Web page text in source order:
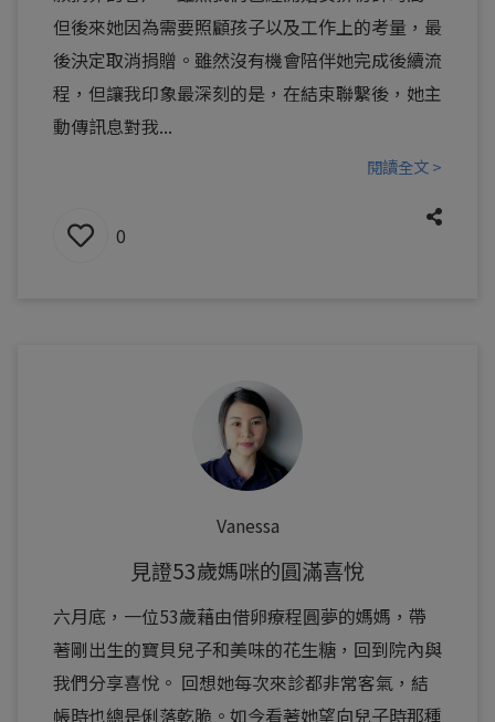
但後來她因為需要照顧孩子以及工作上的考量，最
後決定取消捐贈。雖然沒有機會陪伴她完成後續流
程，但讓我印象最深刻的是，在結束聯繫後，她主
動傳訊息對我...
閱讀全文 >
0
Vanessa
見證53歲媽咪的圓滿喜悅
六月底，一位53歲藉由借卵療程圓夢的媽媽，帶
著剛出生的寶貝兒子和美味的花生糖，回到院內與
我們分享喜悅。 回想她每次來診都非常客氣，結
帳時也總是俐落乾脆。如今看著她望向兒子時那種